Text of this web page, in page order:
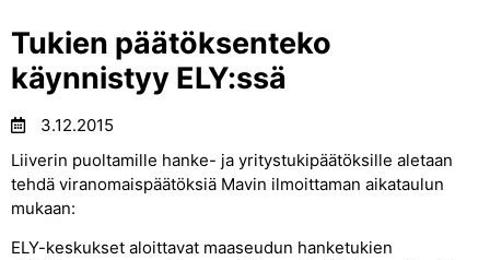
Tukien päätöksenteko
käynnistyy ELY:ssä
3.12.2015
Liiverin puoltamille hanke- ja yritystukipäätöksille aletaan
tehdä viranomaispäätöksiä Mavin ilmoittaman aikataulun
mukaan:
ELY-keskukset aloittavat maaseudun hanketukien